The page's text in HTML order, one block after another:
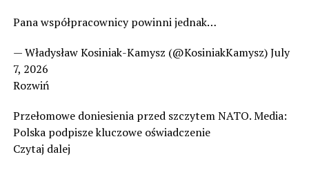
Pana współpracownicy powinni jednak…
— Władysław Kosiniak-Kamysz (@KosiniakKamysz) July
7, 2026
Rozwiń
Przełomowe doniesienia przed szczytem NATO. Media:
Polska podpisze kluczowe oświadczenie
Czytaj dalej